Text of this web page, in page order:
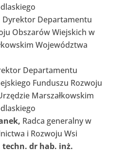
Dyrektor Departamentu
Obszarów Wiejskich w
Województwa
Departamentu
Funduszu Rozwoju
Marszałkowskim
Radca generalny w
i Rozwoju Wsi
dr hab. inż.